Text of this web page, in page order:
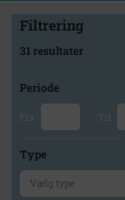
Filtrering
31 resultater
Periode
Fra Til
Type